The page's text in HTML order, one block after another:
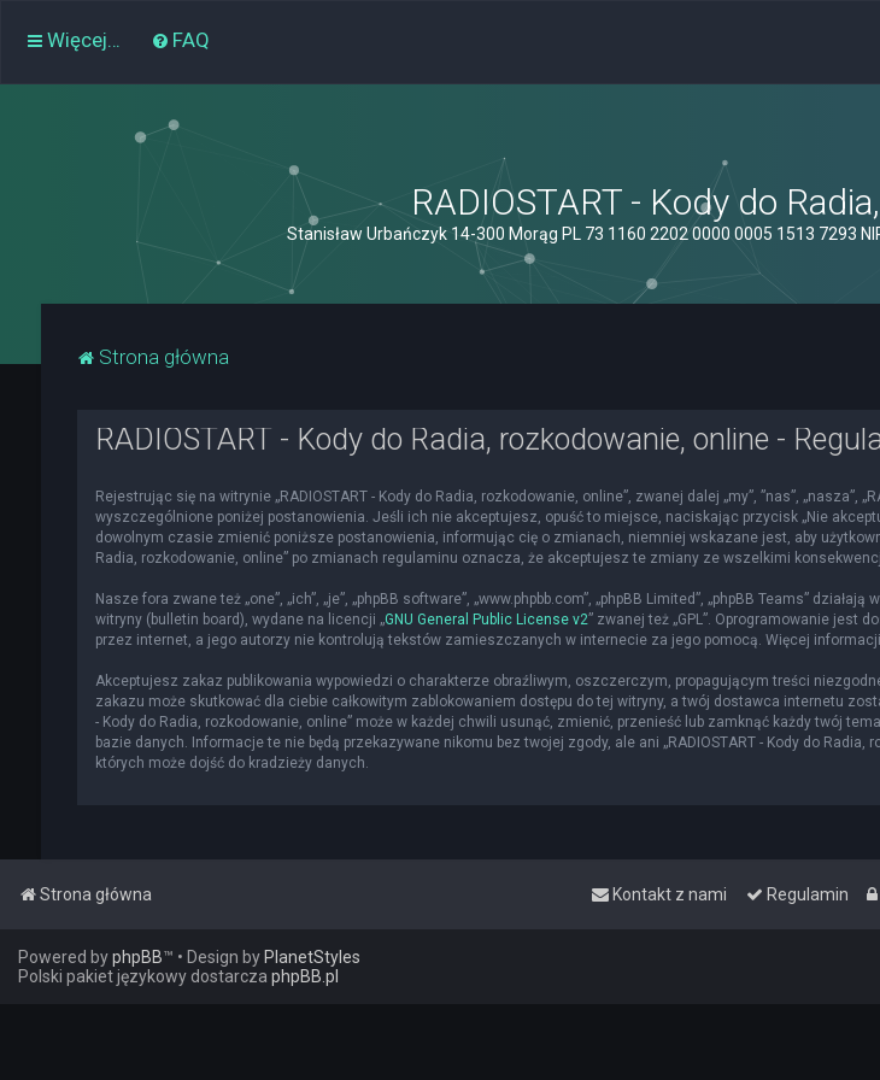
Więcej… FAQ
RADIOSTART - Kody do
Stanisław Urbańczyk 14-300 Morąg PL 73 1160 2202 0000 0005 1513 7293
Strona główna
RADIOSTART - Kody do Radia, rozkodowanie, online -
Rejestrując się na witrynie „RADIOSTART - Kody do Radia, rozkodowanie, online”, zwanej dalej „my”, ”nas”, „nasza”,
wyszczególnione poniżej postanowienia. Jeśli ich nie akceptujesz, opuść to miejsce, naciskając przycisk „Nie
dowolnym czasie zmienić poniższe postanowienia, informując cię o zmianach, niemniej wskazane jest, aby
Radia, rozkodowanie, online” po zmianach regulaminu oznacza, że akceptujesz te zmiany ze wszelkimi
Nasze fora zwane też „one”, „ich”, „je”, „phpBB software”, „www.phpbb.com”, „phpBB Limited”, „phpBB Teams”
witryny (bulletin board), wydane na licencji „GNU General Public License v2” zwanej też „GPL”. Oprogramowanie jest
przez internet, a jego autorzy nie kontrolują tekstów zamieszczanych w internecie za jego pomocą. Więcej
Akceptujesz zakaz publikowania wypowiedzi o charakterze obraźliwym, oszczerczym, propagującym treści
zakazu może skutkować dla ciebie całkowitym zablokowaniem dostępu do tej witryny, a twój dostawca internetu
- Kody do Radia, rozkodowanie, online” może w każdej chwili usunąć, zmienić, przenieść lub zamknąć każdy twój
bazie danych. Informacje te nie będą przekazywane nikomu bez twojej zgody, ale ani „RADIOSTART - Kody do
których może dojść do kradzieży danych.
Strona główna Regulamin
Kontakt z nami
Powered byphpBB™ • Design by PlanetStyles
Polski pakiet językowy dostarcza phpBB.pl